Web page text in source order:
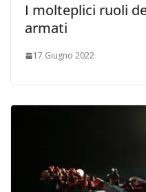
I molteplici ruoli
armati
17 Giugno 2022